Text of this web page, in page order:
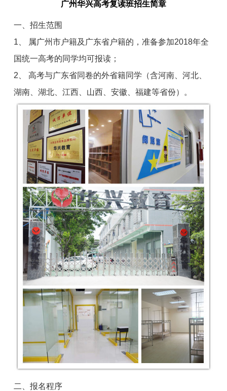
广州华兴高考复读班招生简章
一、招生范围
1、 属广州市户籍及广东省户籍的，准备参加2018年全
国统一高考的同学均可报读；
2、 高考与广东省同卷的外省籍同学（含河南、河北、
湖南、湖北、江西、山西、安徽、福建等省份）。
二、报名程序